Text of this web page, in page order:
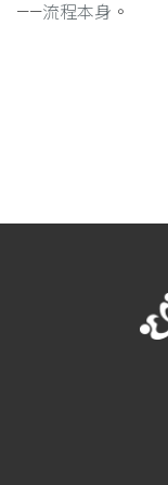
——流程本身 。
Posts